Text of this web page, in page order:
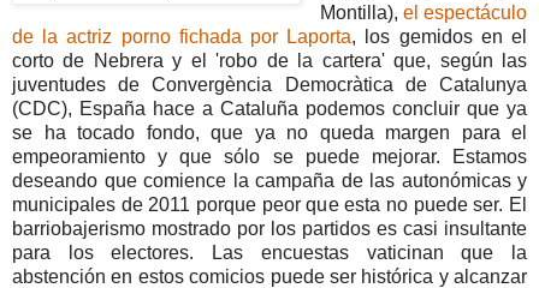
Montilla), el espectáculo
de la actriz porno fichada por Laporta, los gemidos en el
corto de Nebrera y el 'robo de la cartera' que, según las
juventudes de Convergència Democràtica de Catalunya
(CDC), España hace a Cataluña podemos concluir que ya
se ha tocado fondo, que ya no queda margen para el
empeoramiento y que sólo se puede mejorar. Estamos
deseando que comience la campaña de las autonómicas y
municipales de 2011 porque peor que esta no puede ser. El
barriobajerismo mostrado por los partidos es casi insultante
para los electores. Las encuestas vaticinan que la
abstención en estos comicios puede ser histórica y alcanzar